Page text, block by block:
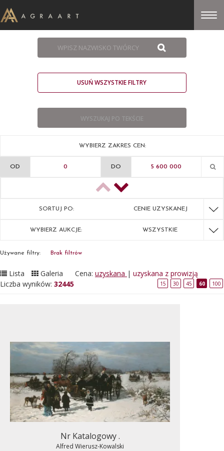
USUŃ WSZYSTKIE FILTRY
WYBIERZ ZAKRES CEN:
OD DO
SORTUJ PO: CENIE UZYSKANEJ
WYBIERZ AUKCJE: WSZYSTKIE
Używane filtry: Brak filtrów
Lista Galeria Cena: uzyskana | uzyskana z prowizją
Liczba wyników: 32445 15 30 45 60 100
Nr Katalogowy .
Alfred Wierusz-Kowalski